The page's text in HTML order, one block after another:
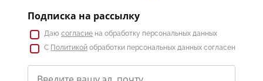
Подписка на рассылку
Даю согласие на обработку персональных данных
С Политикой обработки персональных данных согласен